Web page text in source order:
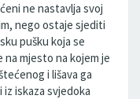
ne nastavlja svoj
nego ostaje sjediti
pušku koja se
na mjesto na kojem je
i lišava ga
iskaza svjedoka